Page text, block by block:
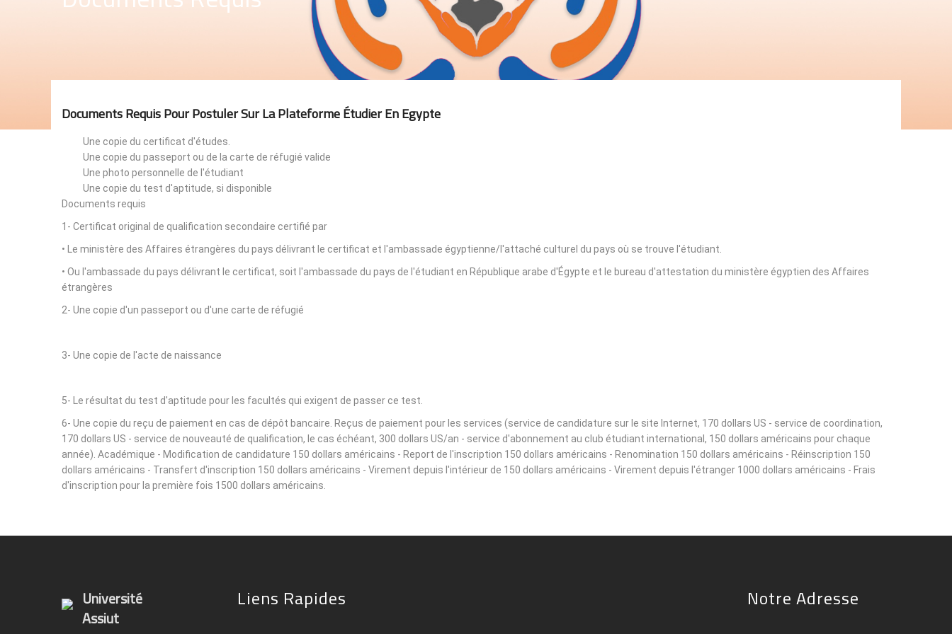
Documents Requis Pour Postuler Sur La Plateforme Étudier En Egypte
Une copie du certificat d'études.
Une copie du passeport ou de la carte de réfugié valide
Une photo personnelle de l'étudiant
Une copie du test d'aptitude, si disponible
Documents requis
1- Certificat original de qualification secondaire certifié par
• Le ministère des Affaires étrangères du pays délivrant le certificat et l'ambassade égyptienne/l'attaché culturel du pays où se trouve l'étudiant.
• Ou l'ambassade du pays délivrant le certificat, soit l'ambassade du pays de l'étudiant en République arabe d'Égypte et le bureau d'attestation du ministère égyptien des Affaires
étrangères
2- Une copie d'un passeport ou d'une carte de réfugié
3- Une copie de l'acte de naissance
5- Le résultat du test d'aptitude pour les facultés qui exigent de passer ce test.
6- Une copie du reçu de paiement en cas de dépôt bancaire. Reçus de paiement pour les services (service de candidature sur le site Internet, 170 dollars US - service de coordination,
170 dollars US - service de nouveauté de qualification, le cas échéant, 300 dollars US/an - service d'abonnement au club étudiant international, 150 dollars américains pour chaque
année). Académique - Modification de candidature 150 dollars américains - Report de l'inscription 150 dollars américains - Renomination 150 dollars américains - Réinscription 150
dollars américains - Transfert d'inscription 150 dollars américains - Virement depuis l'intérieur de 150 dollars américains - Virement depuis l'étranger 1000 dollars américains - Frais
d'inscription pour la première fois 1500 dollars américains.
Université
Assiut
Liens Rapides Notre Adresse